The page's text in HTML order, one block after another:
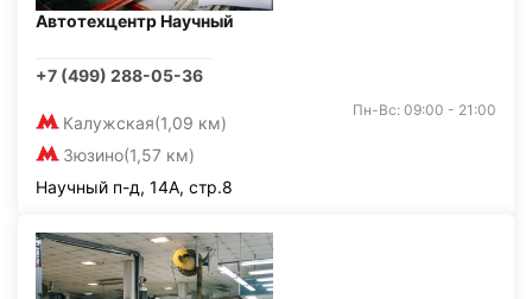
Автотехцентр Научный
+7 (499) 288-05-36
Калужская(1,09 км)
Зюзино(1,57 км)
Пн-Вс: 09:00 - 21:00
Научный п-д, 14А, стр.8